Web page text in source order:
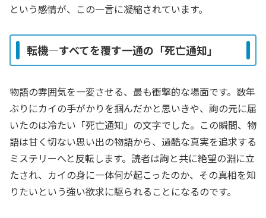
という感情が、この一言に凝縮されています。
転機―すべてを覆す一通の「死亡通知」
物語の雰囲気を一変させる、最も衝撃的な場面です。数年
ぶりにカイの手がかりを掴んだかと思いきや、詢の元に届
いたのは冷たい「死亡通知」の文字でした。この瞬間、物
語は甘く切ない思い出の物語から、過酷な真実を追求する
ミステリーへと反転します。読者は詢と共に絶望の淵に立
たされ、カイの身に一体何が起こったのか、その真相を知
りたいという強い欲求に駆られることになるのです。